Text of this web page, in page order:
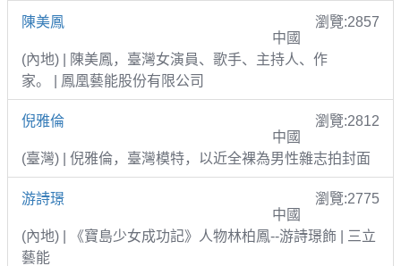
陳美鳳
瀏覽:2857
中國
(內地) | 陳美鳳，臺灣女演員、歌手、主持人、作
家。 | 鳳凰藝能股份有限公司
倪雅倫
瀏覽:2812
中國
(臺灣) | 倪雅倫，臺灣模特，以近全裸為男性雜志拍封面
游詩璟
瀏覽:2775
中國
(內地) | 《寶島少女成功記》人物林柏鳳--游詩璟飾 | 三立
藝能